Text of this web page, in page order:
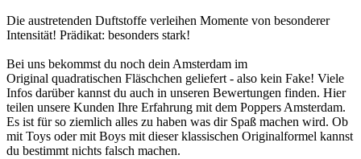
Die austretenden Duftstoffe verleihen Momente von besonderer
Intensität! Prädikat: besonders stark!
Bei uns bekommst du noch dein Amsterdam im
Original quadratischen Fläschchen geliefert - also kein Fake! Viele
Infos darüber kannst du auch in unseren Bewertungen finden. Hier
teilen unsere Kunden Ihre Erfahrung mit dem Poppers Amsterdam.
Es ist für so ziemlich alles zu haben was dir Spaß machen wird. Ob
mit Toys oder mit Boys mit dieser klassischen Originalformel kannst
du bestimmt nichts falsch machen.